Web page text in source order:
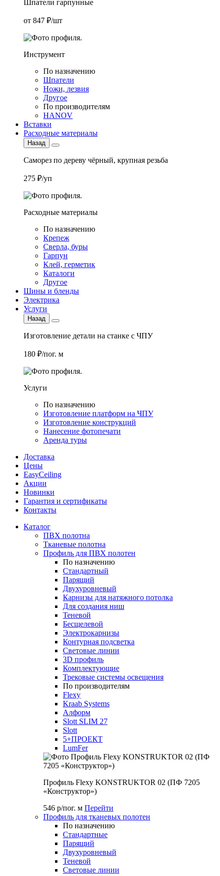
Шпатели гарпунные
от 847 ₽/шт
Инструмент
По назначению
Шпатели
Ножи, лезвия
Другое
По производителям
HANOV
Вставки
Расходные материалы
Назад
Саморез по дереву чёрный, крупная резьба
275 ₽/уп
Расходные материалы
По назначению
Крепеж
Сверла, буры
Гарпун
Клей, герметик
Каталоги
Другое
Шины и бленды
Электрика
Услуги
Назад
Изготовление детали на станке с ЧПУ
180 ₽/пог. м
Услуги
По назначению
Изготовление платформ на ЧПУ
Изготовление конструкций
Нанесение фотопечати
Аренда туры
Доставка
Цены
EasyCeiling
Акции
Новинки
Гарантия и сертификаты
Контакты
Каталог
ПВХ полотна
Тканевые полотна
Профиль для ПВХ полотен
По назначению
Стандартный
Парящий
Двухуровневый
Карнизы для натяжного потолка
Для создания ниш
Теневой
Бесщелевой
Электрокарнизы
Контурная подсветка
Световые линии
3D профиль
Комплектующие
Трековые системы освещения
По производителям
Flexy
Kraab Systems
Алформ
Slott SLIM 27
Slott
5+ПРОЕКТ
LumFer
Профиль Flexy KONSTRUKTOR 02 (ПФ 7205
«Конструктор»)
546 р/пог. м Перейти
Профиль для тканевых полотен
По назначению
Стандартные
Парящий
Двухуровневый
Теневой
Световые линии